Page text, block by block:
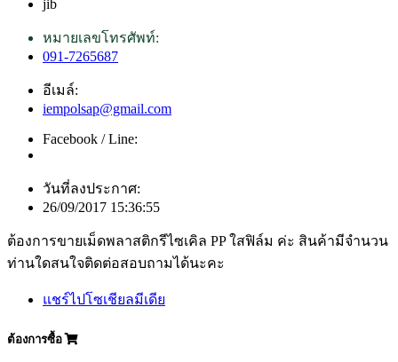
jib
หมายเลขโทรศัพท์:
091-7265687
อีเมล์:
iempolsap@gmail.com
Facebook / Line:
วันที่ลงประกาศ:
26/09/2017 15:36:55
ต้องการขายเม็ดพลาสติกรีไซเคิล PP ใสฟิล์ม ค่ะ สินค้ามีจำนวน
ท่านใดสนใจติดต่อสอบถามได้นะคะ
แชร์ไปโซเชียลมีเดีย
ต้องการซื้อ